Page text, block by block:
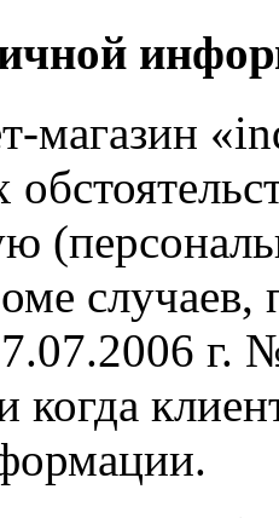
магазин
когда